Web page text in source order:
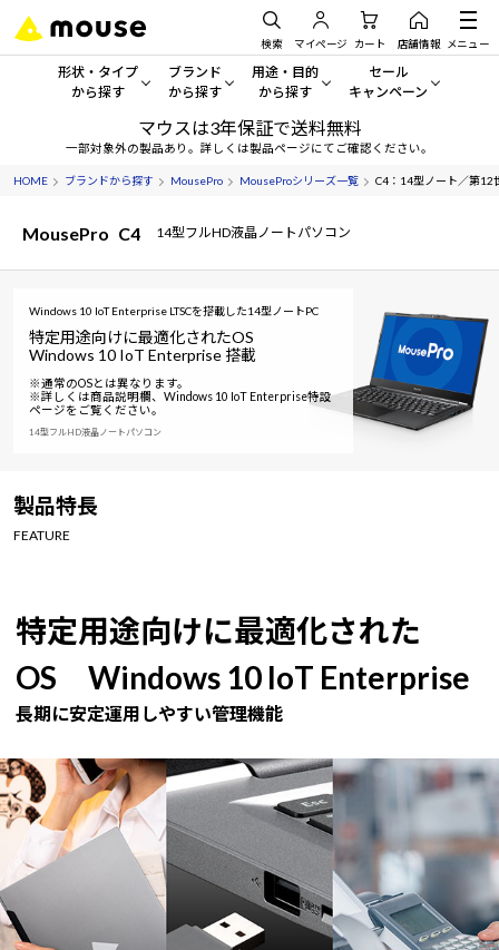
検索 マイページ カート 店舗情報 メニュー
形状・タイプ
から探す
形状・タイプから探す をすべてみる
デスクトップPC
ノートPC
サーバー
ワークステーション
Windows 11
ブランド
から探す
mouse
G TUNE
NEXTGEAR
MousePro
iiyama
用途・目的
から探す
一般向けパソコン
ゲーミングPC・ゲーム向けパソコン
クリエイティブ向け
スペック/パーツ別
セール
キャンペーン
セール・キャンペー
期間限定セール
おすすめ目玉パソコン
今イチオシのパソコンをピ
Windows 11|Copilot+ PC
マウスは3年保証で送料無料
一部対象外の製品あり。詳しくは製品ページにてご確認ください。
HOME ブランドから探す MousePro MouseProシリーズ一覧 C4：14型ノート／第12
MousePro C4 14型フルHD液晶ノートパソコン
Windows 10 IoT Enterprise LTSCを搭載した14型ノートPC
特定用途向けに最適化されたOS
Windows 10 IoT Enterprise 搭載
※通常のOSとは異なります。
※詳しくは商品説明欄、Windows 10 IoT Enterprise特設
ページをご覧ください。
14型フルHD液晶ノートパソコン
製品特長
FEATURE
特定用途向けに最適化された
OS Windows 10 IoT Enterprise
長期に安定運用しやすい管理機能